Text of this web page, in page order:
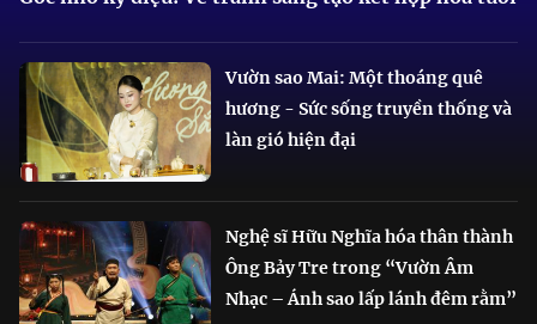
Vườn sao Mai: Một thoáng quê
hương - Sức sống truyền thống và
làn gió hiện đại
Nghệ sĩ Hữu Nghĩa hóa thân thành
Ông Bảy Tre trong “Vườn Âm
Nhạc – Ánh sao lấp lánh đêm rằm”